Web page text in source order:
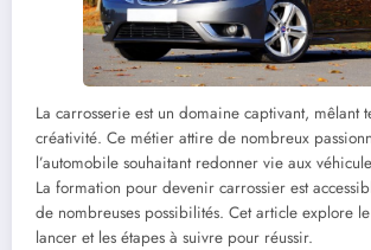
La carrosserie est un domaine captivant, mêlant
créativité. Ce métier attire de nombreux
l’automobile souhaitant redonner vie aux
La formation pour devenir carrossier est
de nombreuses possibilités. Cet article explore
lancer et les étapes à suivre pour réussir.